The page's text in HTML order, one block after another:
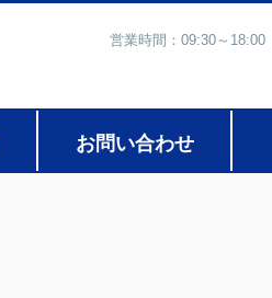
営業時間：09:30～
お問い合わせ